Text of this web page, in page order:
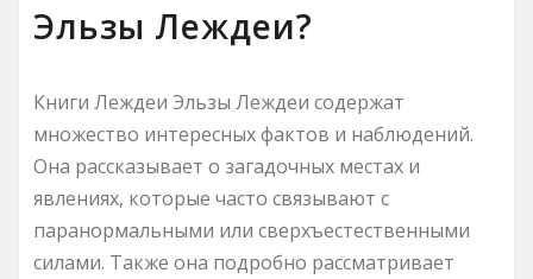
Эльзы Леждеи?
Книги Леждеи Эльзы Леждеи содержат
множество интересных фактов и наблюдений.
Она рассказывает о загадочных местах и
явлениях, которые часто связывают с
паранормальными или сверхъестественными
силами. Также она подробно рассматривает